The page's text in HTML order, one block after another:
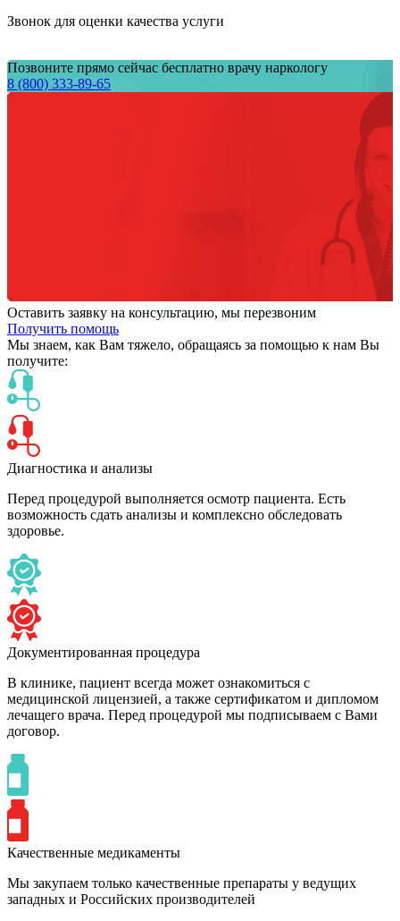
Звонок для оценки качества услуги
Позвоните прямо сейчас бесплатно врачу наркологу
8 (800) 333-89-65
Оставить заявку на консультацию, мы перезвоним
Получить помощь
Мы знаем, как Вам тяжело, обращаясь за помощью к нам Вы
получите:
Диагностика и анализы
Перед процедурой выполняется осмотр пациента. Есть
возможность сдать анализы и комплексно обследовать
здоровье.
Документированная процедура
В клинике, пациент всегда может ознакомиться с
медицинской лицензией, а также сертификатом и дипломом
лечащего врача. Перед процедурой мы подписываем с Вами
договор.
Качественные медикаменты
Мы закупаем только качественные препараты у ведущих
западных и Российских производителей